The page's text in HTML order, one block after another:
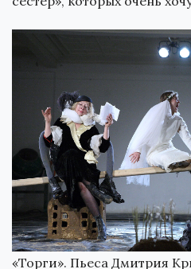
«Торги». Пьеса Дмитрия